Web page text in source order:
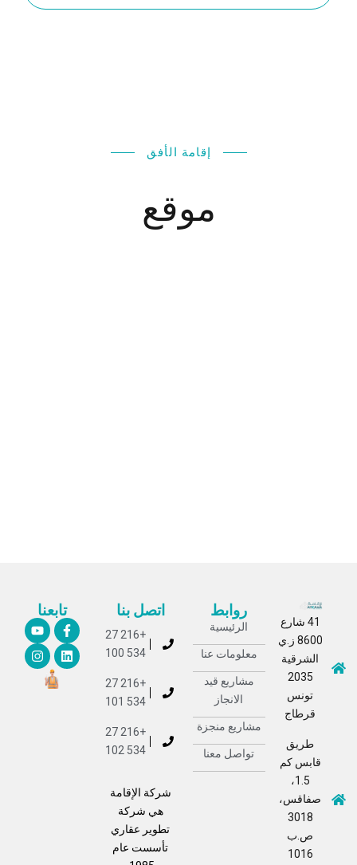
إقامة الأفق
موقع
41 شارع
8600 ز.ي
الشرقية
2035
تونس
قرطاج
طريق
قابس كم
1.5،
صفاقس،
3018
ص.ب
1016
روابط
الرئيسية
معلومات عنا
مشاريع قيد
الانجاز
مشاريع منجزة
تواصل معنا
اتصل بنا
+216 27
534 100
+216 27
534 101
+216 27
534 102
شركة الإقامة
هي شركة
تطوير عقاري
تأسست عام
تابعنا